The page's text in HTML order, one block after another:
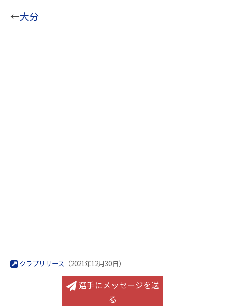
←大分
クラブリリース （2021年12月30日）
選手にメッセージを送
る